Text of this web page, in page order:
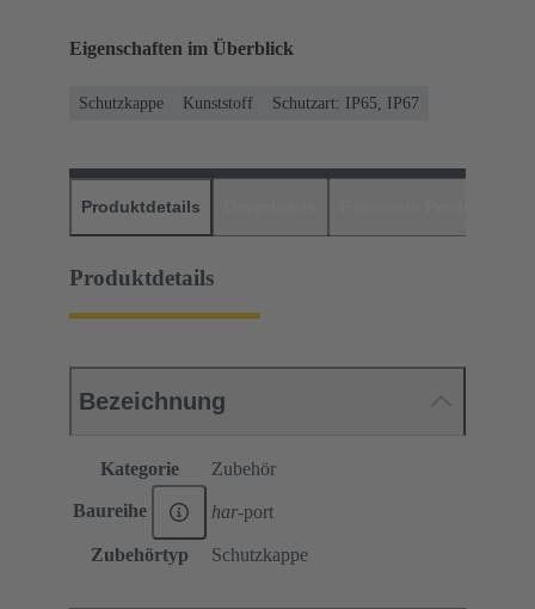
Eigenschaften im Überblick
Schutzkappe Kunststoff Schutzart: IP65, IP67
Produktdetails
Produktdetails
Bezeichnung
Kategorie Zubehör
Baureihe har-port
Zubehörtyp Schutzkappe